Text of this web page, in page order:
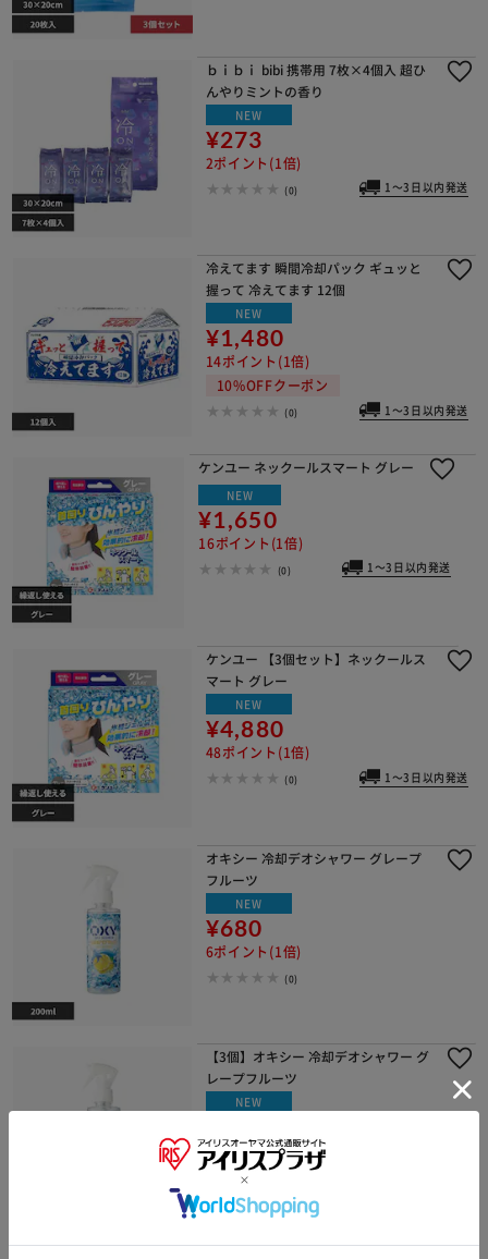
ｂｉｂｉ bibi 携帯用 7枚×4個入 超ひ
んやりミントの香り
NEW
¥273
2ポイント(1倍)
(0) 1～3日以内発送
冷えてます 瞬間冷却パック ギュッと
握って 冷えてます 12個
NEW
¥1,480
14ポイント(1倍)
10%OFFクーポン
(0) 1～3日以内発送
ケンユー ネックールスマート グレー
NEW
¥1,650
16ポイント(1倍)
(0) 1～3日以内発送
ケンユー 【3個セット】ネックールス
マート グレー
NEW
¥4,880
48ポイント(1倍)
(0) 1～3日以内発送
オキシー 冷却デオシャワー グレープ
フルーツ
NEW
¥680
6ポイント(1倍)
(0)
【3個】オキシー 冷却デオシャワー グ
レープフルーツ
NEW
21ポイント(1倍)